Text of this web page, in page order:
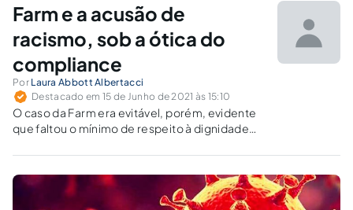
Farm e a acusão de
racismo, sob a ótica do
compliance
Por Laura Abbott Albertacci
Destacado em 15 de Junho de 2021 às 15:10
O caso da Farm era evitável, porém, evidente
que faltou o mínimo de respeito à dignidade
sobre os prováveis impactos que aquela ação
publicitária poderia gerar.